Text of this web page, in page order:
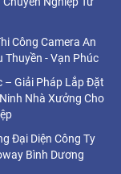
Công Camera An
Thuyền - Vạn Phúc
– Giải Pháp Lắp Đặt
Nhà Xưởng Cho
Đại Diện Công Ty
Bình Dương